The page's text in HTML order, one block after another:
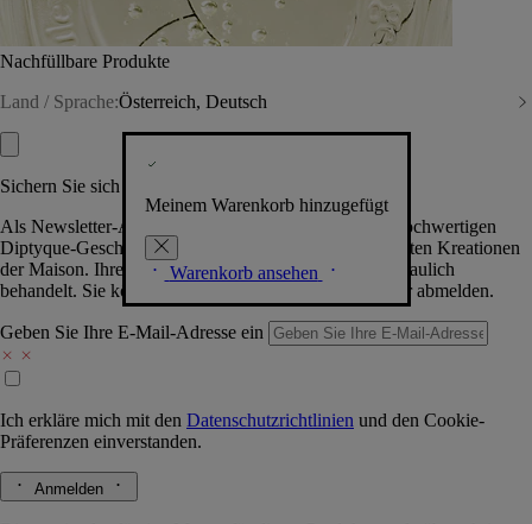
Nachfüllbare Produkte
Land / Sprache:Österreich, Deutsch
Meinem Warenkorb hinzugefügt
Warenkorb ansehen
Sichern Sie sich exklusive Vorteile
Als Newsletter-Abonnent.in erhalten Sie Zugang zu hochwertigen
Diptyque-Geschenken, Events & News über die neuesten Kreationen
der Maison. Ihre Daten werden selbstverständlich vertraulich
behandelt. Sie können sich jederzeit problemlos wieder abmelden.
Geben Sie Ihre E-Mail-Adresse ein
Ich erkläre mich mit den Datenschutzrichtlinien und den Cookie-
Präferenzen einverstanden.
Anmelden